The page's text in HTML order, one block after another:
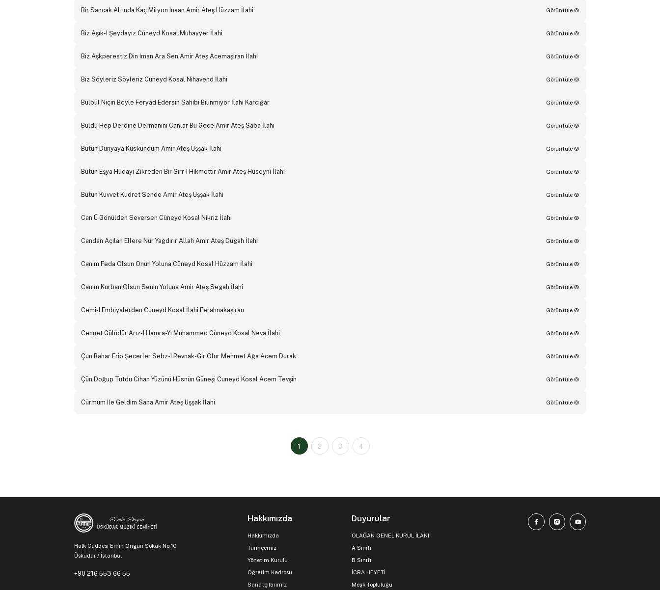
Bir Sancak Altında Kaç Milyon Insan Amir Ateş Hüzzam İlahi Görüntüle
Biz Aşık-I Şeydayız Cüneyd Kosal Muhayyer İlahi Görüntüle
Biz Aşkperestiz Din Iman Ara Sen Amir Ateş Acemaşiran İlahi Görüntüle
Biz Söyleriz Söyleriz Cüneyd Kosal Nihavend İlahi Görüntüle
Bülbül Niçin Böyle Feryad Edersin Sahibi Bilinmiyor İlahi Karcığar Görüntüle
Buldu Hep Derdine Dermanını Canlar Bu Gece Amir Ateş Saba İlahi Görüntüle
Bütün Dünyaya Küskündüm Amir Ateş Uşşak İlahi Görüntüle
Bütün Eşya Hüdayı Zikreden Bir Sırr-I Hikmettir Amir Ateş Hüseyni İlahi Görüntüle
Bütün Kuvvet Kudret Sende Amir Ateş Uşşak İlahi Görüntüle
Can Ü Gönülden Seversen Cüneyd Kosal Nikriz İlahi Görüntüle
Candan Açılan Ellere Nur Yağdırır Allah Amir Ateş Dügah İlahi Görüntüle
Canım Feda Olsun Onun Yoluna Cüneyd Kosal Hüzzam İlahi Görüntüle
Canım Kurban Olsun Senin Yoluna Amir Ateş Segah İlahi Görüntüle
Cemi-I Embiyalerden Cuneyd Kosal İlahi Ferahnakaşiran Görüntüle
Cennet Gülüdür Arız-I Hamra-Yı Muhammed Cüneyd Kosal Neva İlahi Görüntüle
Çun Bahar Erip Şecerler Sebz-I Revnak-Gir Olur Mehmet Ağa Acem Durak Görüntüle
Çün Doğup Tutdu Cihan Yüzünü Hüsnün Güneşi Cuneyd Kosal Acem Tevşih Görüntüle
Cürmüm Ile Geldim Sana Amir Ateş Uşşak İlahi Görüntüle
1 2 3 4
Halk Caddesi Emin Ongan Sokak No:10
Üsküdar / İstanbul
+90 216 553 66 55
Hakkımızda
Hakkımızda
Tarihçemiz
Yönetim Kurulu
Öğretim Kadrosu
Sanatçılarımız
Duyurular
OLAĞAN GENEL KURUL İLANI
A Sınıfı
B Sınıfı
İCRA HEYETİ
Meşk Topluluğu